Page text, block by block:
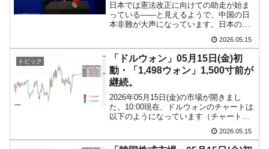
『Money1』
【米韓激突案件】韓国消費者院が『クーパ
ン』1人当たり賠償10万ウォンを認定 ⇒ 総額3兆7,000億
『Money1』 韓国で猛暑。南東部では干ばつ
『Money1』
韓国型イージス搭載の次世代駆逐艦
「KDDX」1番艦、2032年竣工と公示
【対日本円】ウォン安が急進！ 日米の協調に
韓国がいっちょがみしたのでは。
韓国政府『BYD』車への補助金を全廃 ⇒ 実
日本では憲法改正に向けての助走が始ま
っている――と見えるようで、中国の日
本非難が大声になっています。日本の憲
ことで、中国人にとやかくいわれる筋合
いはありません。ましてや日本にNUKE
で狙いをつけている国が...
2026.05.15
トピック
「ドルウォン」05月15日(金)初
動・「1,498ウォン」1,500寸前が
継続。
2026年05月15日(金)の市場が開きまし
た。10:00現在、ドルウォンのチャートは
以下のようになっています（チャートは
線で締まり、本日も現在のところ陽線。
「1ドル＝1,498ウォン」近辺...
2026.05.15